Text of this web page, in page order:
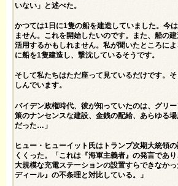
いない」と述べた。
かつては1日に1隻の船を建造していました。今
ません。これを開始したいのです。また、船の
活用するかもしれません。私が聞いたところに
に船を1隻建造し、​​撃沈しているそうです。
そして私たちはただ座って見ているだけです。
しんでいます。
バイデン政権時代、彼が知っていたのは、グリ
策のナンセンスな建設、金銭の配給、あらゆる
だった…」
ヒュー・ヒューイット氏はトランプ次期大統領
くくった。「これは『海軍主義者』の発言であり
大規模な充電ステーションの設置すらできなか
ディール』の不条理と対比している。」